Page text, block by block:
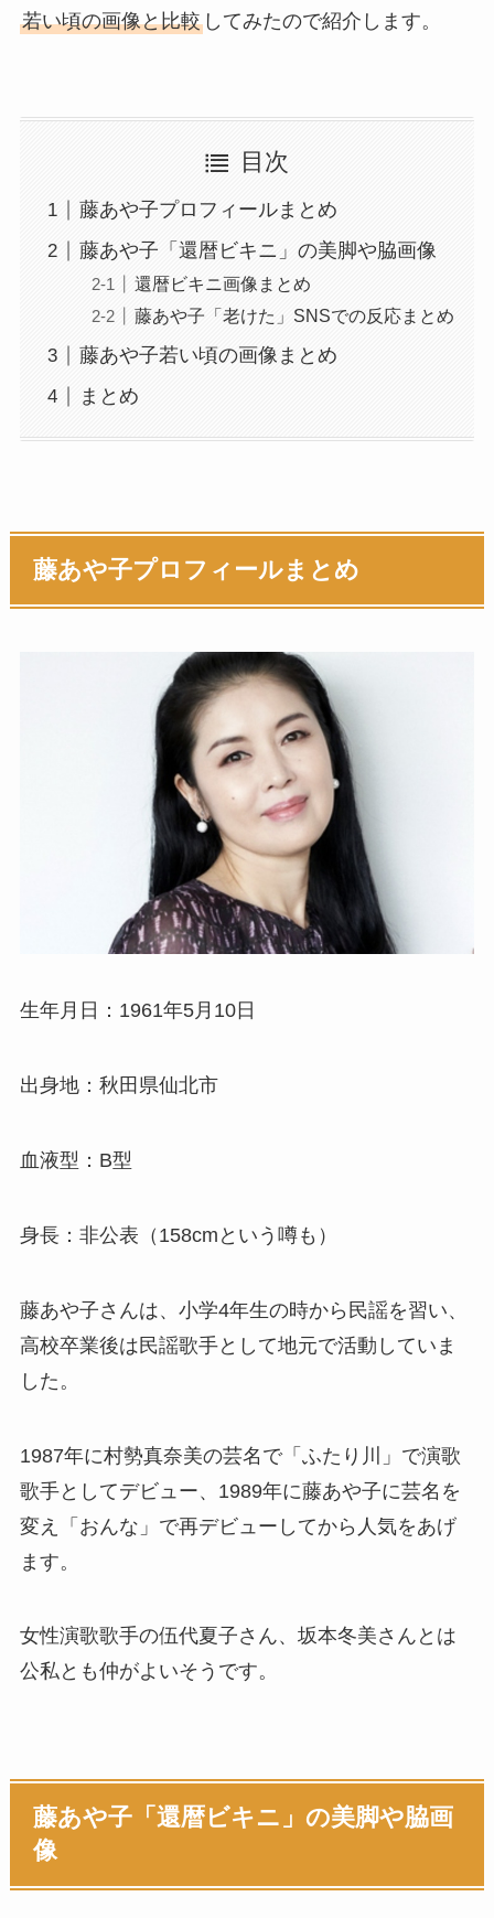
若い頃の画像と比較してみたので紹介します。
目次
藤あや子プロフィールまとめ
藤あや子「還暦ビキニ」の美脚や脇画像
還暦ビキニ画像まとめ
藤あや子「老けた」SNSでの反応まとめ
藤あや子若い頃の画像まとめ
まとめ
藤あや子プロフィールまとめ
生年月日：1961年5月10日
出身地：秋田県仙北市
血液型：B型
身長：非公表（158cmという噂も）
藤あや子さんは、小学4年生の時から民謡を習い、
高校卒業後は民謡歌手として地元で活動していま
した。
1987年に村勢真奈美の芸名で「ふたり川」で演歌
歌手としてデビュー、1989年に藤あや子に芸名を
変え「おんな」で再デビューしてから人気をあげ
ます。
女性演歌歌手の伍代夏子さん、坂本冬美さんとは
公私とも仲がよいそうです。
藤あや子「還暦ビキニ」の美脚や脇画
像